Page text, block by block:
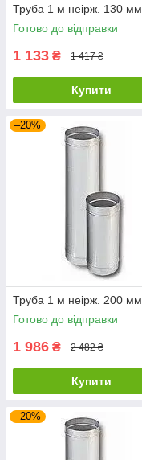
Труба 1 м неірж. 130 мм
Готово до відправки
1 133 ₴ 1 417 ₴
Купити
–20%
Труба 1 м неірж. 200 мм
Готово до відправки
1 986 ₴ 2 482 ₴
Купити
–20%